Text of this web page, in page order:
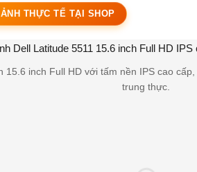
THỰC TẾ TẠI SHOP
15.6 inch Full HD với tấm nền IPS cao
trung thực.